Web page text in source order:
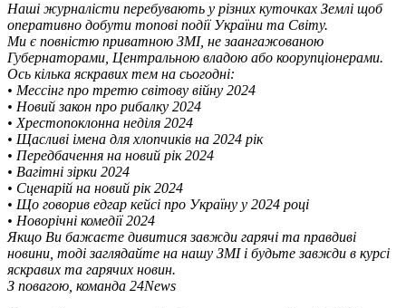
Наші журналісти перебувають у різних куточках Землі щоб
оперативно добути топові події України та Світу.
Ми є повністю приватною ЗМІ, не заангажованою
Губернаторами, Центральною владою або коорупціонерами.
Ось кілька яскравих тем на сьогодні:
• Мессінг про третю світову війну 2024
• Новий закон про рибалку 2024
• Хрестопоклонна неділя 2024
• Щасливі імена для хлопчиків на 2024 рік
• Передбачення на новий рік 2024
• Вагітні зірки 2024
• Сценарій на новий рік 2024
• Що говорив едгар кейсі про Україну у 2024 році
• Новорічні комедії 2024
Якщо Ви бажаєте дивитися завжди гарячі та правдиві
новини, тоді заглядайте на нашу ЗМІ і будьте завжди в курсі
яскравих та гарячих новин.
З повагою, команда 24News